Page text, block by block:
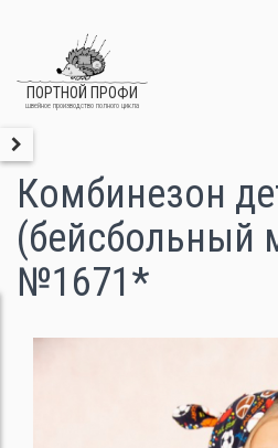
ПОРТНОЙ ПРОФИ
швейное производство полного цикла
Комбинезон
(бейсбольный
№1671*